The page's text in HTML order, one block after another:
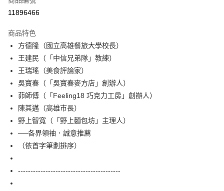
運送方式
宅配
每筆NT$100，滿NT$499(含以上)免運費
11896466
商品特色
方德隆（國立高雄餐旅大學校長）
王建民（「中信兄弟隊」教練）
王瑞瑤（美食評論家）
吳寶春（「吳寶春麥方店」創辦人）
茆師傅（「Feeling18 巧克力工房」創辦人）
陳其邁（高雄市長）
野上智寬（「野上麵包坊」主理人）
──各界領袖．誠意推薦
（依首字筆劃排序）
-----------------------------------------